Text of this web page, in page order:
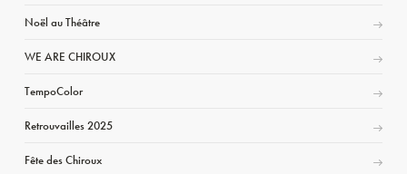
Noël au Théâtre
WE ARE CHIROUX
TempoColor
Retrouvailles 2025
Fête des Chiroux